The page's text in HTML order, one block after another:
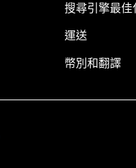
搜尋引擎最佳
運送
幣別和翻譯